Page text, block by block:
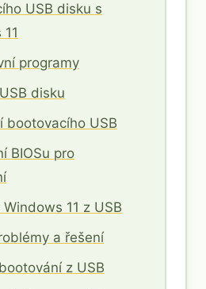
USB disku s
programy
disku
bootovacího USB
BIOSu pro
11 z USB
a řešení
z USB